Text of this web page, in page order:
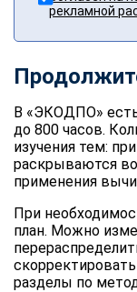
рекламной
В «ЭКОДПО»
до 800 часов.
изучения тем:
раскрываются
применения
При
план. Можно
разделы по